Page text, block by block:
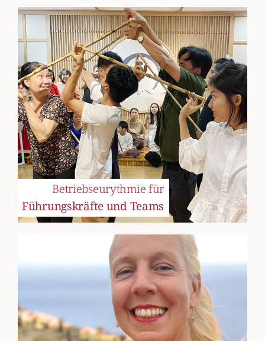
Betriebseurythmie für
Führungskräfte und Teams